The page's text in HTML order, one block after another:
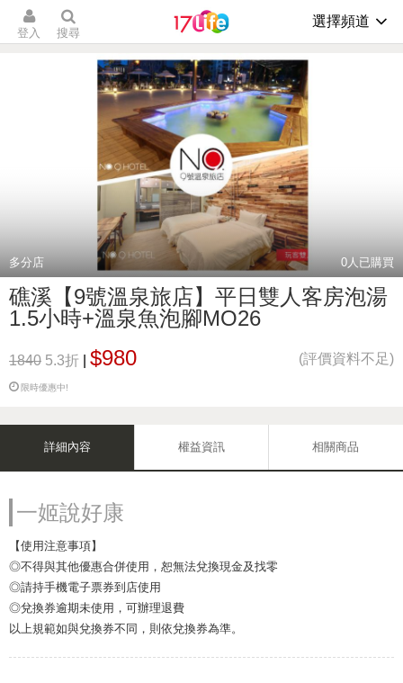
登入 搜尋
選擇頻道
多分店 0人已購買
礁溪【9號溫泉旅店】平日雙人客房泡湯
1.5小時+溫泉魚泡腳MO26
1840 5.3折 $980 (評價資料不足)
限時優惠中!
詳細內容 權益資訊 相關商品
一姬說好康
【使用注意事項】
◎不得與其他優惠合併使用，恕無法兌換現金及找零
◎請持手機電子票券到店使用
◎兌換券逾期未使用，可辦理退費
以上規範如與兌換券不同，則依兌換券為準。